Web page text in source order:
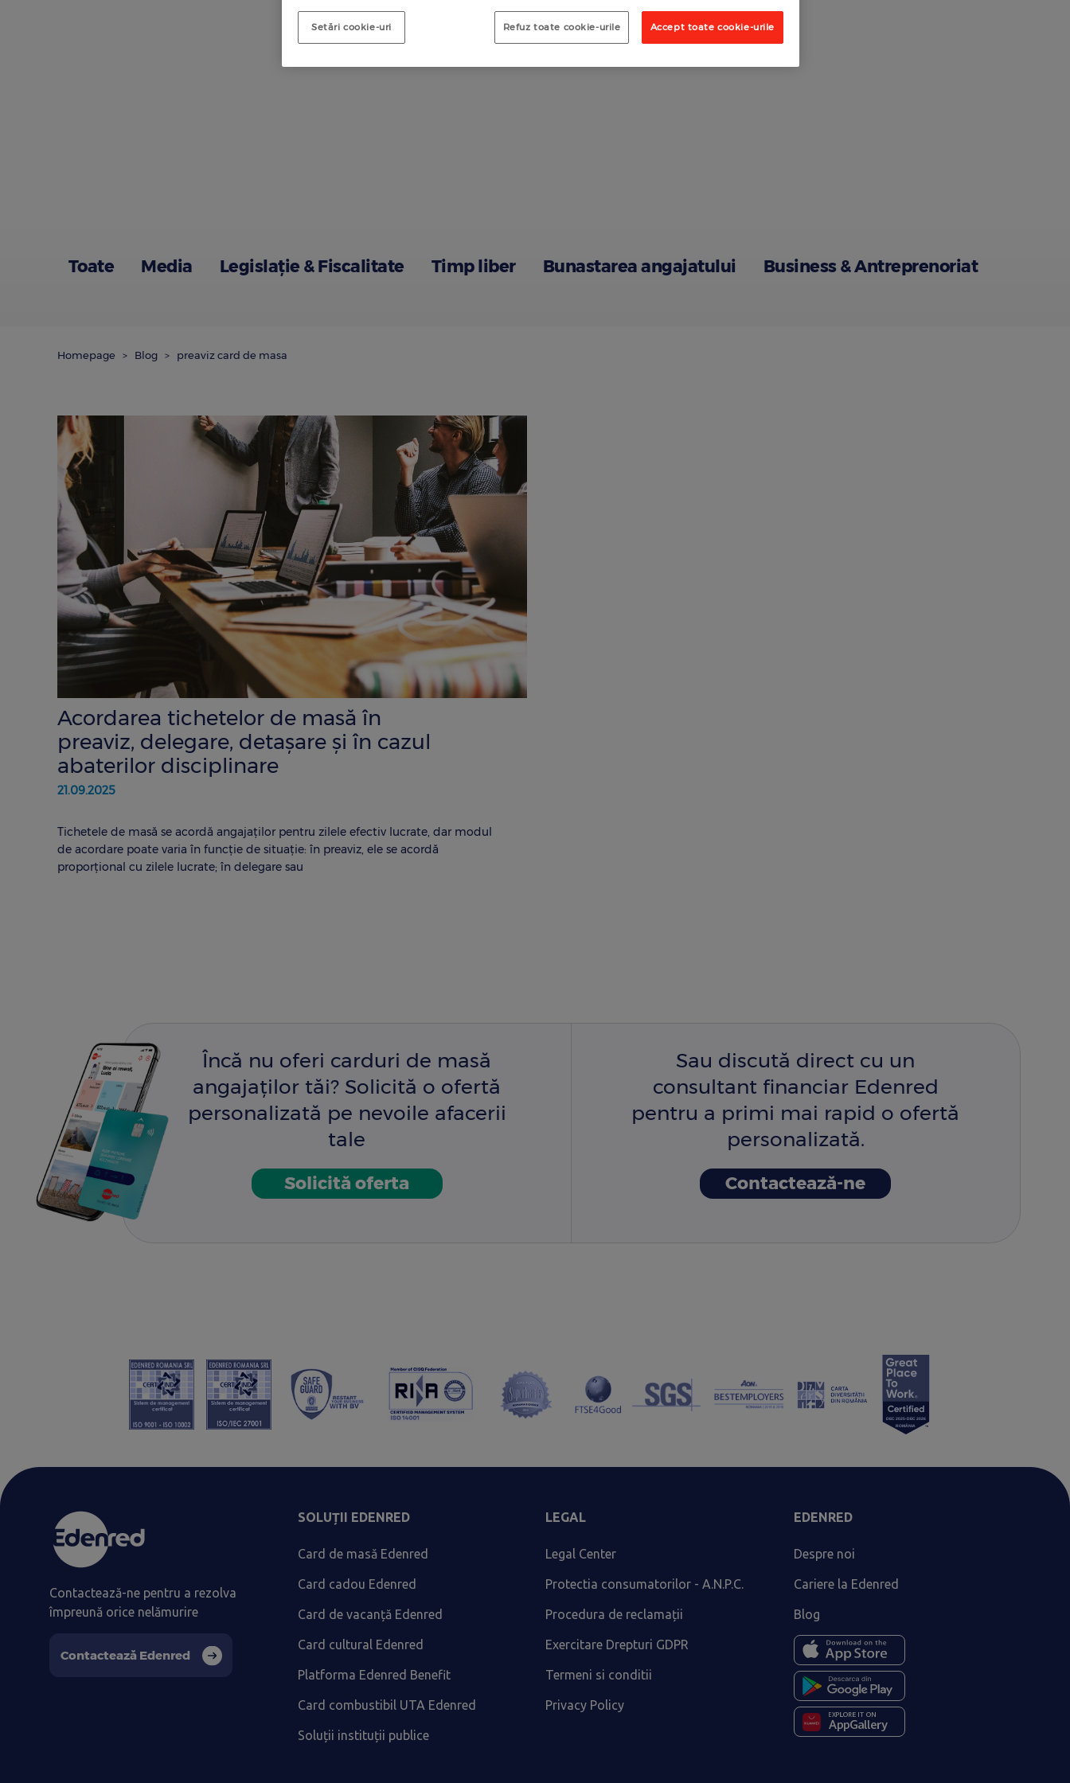
Toate Media Legislație & Fiscalitate Timp liber Bunastarea angajatului Business & Antreprenoriat
Homepage Blog preaviz card de masa
Acordarea tichetelor de masă în
preaviz, delegare, detașare și în cazul
abaterilor disciplinare
21.09.2025
Tichetele de masă se acordă angajaților pentru zilele efectiv lucrate, dar modul
de acordare poate varia în funcție de situație: în preaviz, ele se acordă
proporțional cu zilele lucrate; în delegare sau
Încă nu oferi carduri de masă
angajaților tăi? Solicită o ofertă
personalizată pe nevoile afacerii
tale
Solicită oferta
Sau discută direct cu un
consultant financiar Edenred
pentru a primi mai rapid o ofertă
personalizată.
Contactează-ne
Contactează-ne pentru a rezolva
împreună orice nelămurire
Contactează Edenred
SOLUȚII EDENRED
Card de masă Edenred
Card cadou Edenred
Card de vacanță Edenred
Card cultural Edenred
Platforma Edenred Benefit
Card combustibil UTA Edenred
Soluții instituții publice
LEGAL
Legal Center
Protectia consumatorilor - A.N.P.C.
Procedura de reclamații
Exercitare Drepturi GDPR
Termeni si conditii
Privacy Policy
EDENRED
Despre noi
Cariere la Edenred
Blog
Setări cookie-uri Refuz toate cookie-urile Accept toate cookie-urile